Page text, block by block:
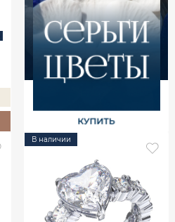
В наличии